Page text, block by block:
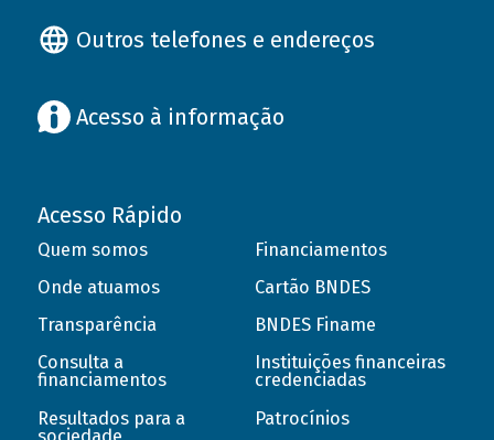
Outros telefones e endereços
Acesso à informação
Acesso Rápido
Quem somos
Onde atuamos
Transparência
Consulta a
financiamentos
Resultados para a
sociedade
Financiamentos
Cartão BNDES
BNDES Finame
Instituições financeiras
credenciadas
Patrocínios